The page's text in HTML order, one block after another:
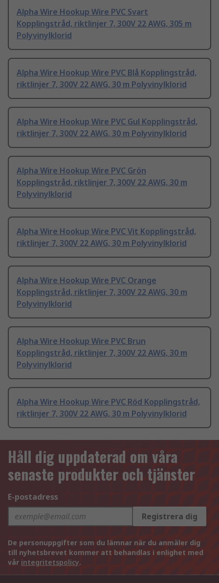
Alpha Wire Hookup Wire PVC Svart
Kopplingstråd, riktlinjer 7, 300V 22 AWG, 305 m
Polyvinylklorid
Alpha Wire Hookup Wire PVC Blå Kopplingstråd,
riktlinjer 7, 300V 22 AWG, 30 m Polyvinylklorid
Alpha Wire Hookup Wire PVC Gul Kopplingstråd,
riktlinjer 7, 300V 22 AWG, 30 m Polyvinylklorid
Alpha Wire Hookup Wire PVC Grön
Kopplingstråd, riktlinjer 7, 300V 22 AWG, 30 m
Polyvinylklorid
Alpha Wire Hookup Wire PVC Vit Kopplingstråd,
riktlinjer 7, 300V 22 AWG, 30 m Polyvinylklorid
Alpha Wire Hookup Wire PVC Orange
Kopplingstråd, riktlinjer 7, 300V 22 AWG, 30 m
Polyvinylklorid
Alpha Wire Hookup Wire PVC Brun
Kopplingstråd, riktlinjer 7, 300V 22 AWG, 30 m
Polyvinylklorid
Alpha Wire Hookup Wire PVC Röd Kopplingstråd,
riktlinjer 7, 300V 22 AWG, 30 m Polyvinylklorid
Håll dig uppdaterad om våra
senaste produkter och tjänster
E-postadress
Registrera dig
De personuppgifter som du lämnar när du anmäler dig
till nyhetsbrevet kommer att behandlas i enlighet med
vår integritetspolicy.